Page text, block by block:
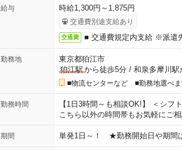
給与 時給1,300円～1,875円
交通費別途支給あり
交通費 ■ 交通費規定内支給 ※派遣
勤務地
東京都狛江市
狛江駅から徒歩5分/ 和泉多摩川駅
■物流センターなど ■勤務地選べ
勤務時間
【1日3時間～も相談OK!】 ＜シフ
こちら以外の時間帯もお気軽にご
期間 単発1日～！ ★勤務開始日や期間